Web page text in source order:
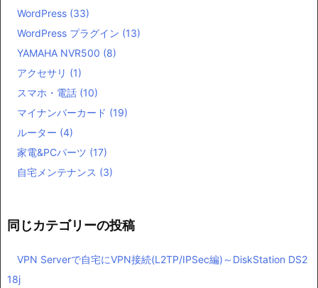
WordPress (33)
WordPress プラグイン (13)
YAMAHA NVR500 (8)
アクセサリ (1)
スマホ・電話 (10)
マイナンバーカード (19)
ルーター (4)
家電&PCパーツ (17)
自宅メンテナンス (3)
同じカテゴリーの投稿
VPN Serverで自宅にVPN接続(L2TP/IPSec編)～DiskStation DS2
18j